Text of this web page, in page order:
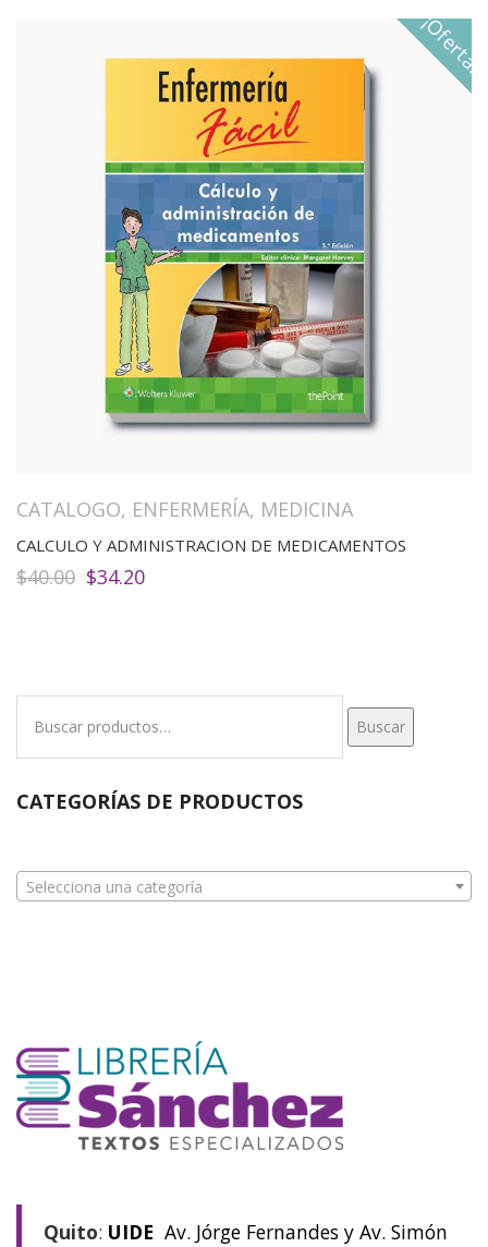
¡Oferta!
CATALOGO, ENFERMERÍA, MEDICINA
CALCULO Y ADMINISTRACION DE MEDICAMENTOS
$40.00 El
$34.20El
Buscar
CATEGORÍAS DE PRODUCTOS
Selecciona una categoría
Quito: UIDE Av. Jórge Fernandes y Av. Simón